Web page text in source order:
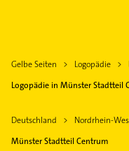
Gelbe Seiten Logopädie
Logopädie in Münster Stadtteil
Deutschland Nordrhein-
Münster Stadtteil Centrum